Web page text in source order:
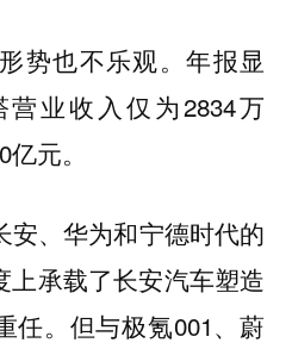
势也不乐观。年报显
营业收入仅为2834万
元。
安、华为和宁德时代的
上承载了长安汽车塑造
任。但与极氪001、蔚